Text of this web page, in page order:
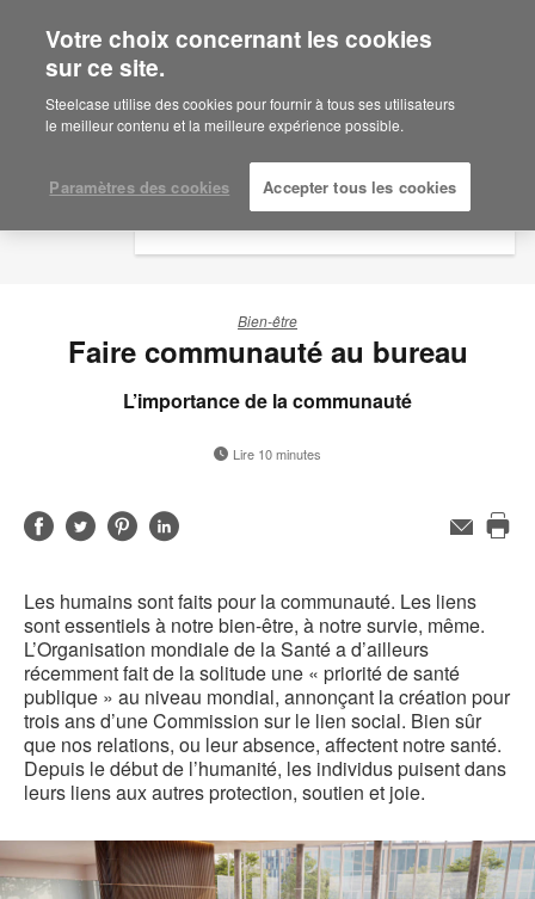
Are you in United States?
Would you like to see Products we sell in
your region?
English
Bien-être
Faire communauté au bureau
L’importance de la communauté
Lire 10 minutes
Partager
PartagerPartagerPartager
Adresse
Les humains sont faits pour la communauté. Les liens
sont essentiels à notre bien-être, à notre survie, même.
L’Organisation mondiale de la Santé a d’ailleurs
récemment fait de la solitude une « priorité de santé
publique » au niveau mondial, annonçant la création pour
trois ans d’une Commission sur le lien social. Bien sûr
que nos relations, ou leur absence, affectent notre santé.
Depuis le début de l’humanité, les individus puisent dans
leurs liens aux autres protection, soutien et joie.
Votre choix concernant les cookies
sur ce site.
Steelcase utilise des cookies pour fournir à tous ses utilisateurs
le meilleur contenu et la meilleure expérience possible.
Paramètres des cookies Accepter tous les cookies